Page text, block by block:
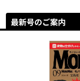
最新号のご案内